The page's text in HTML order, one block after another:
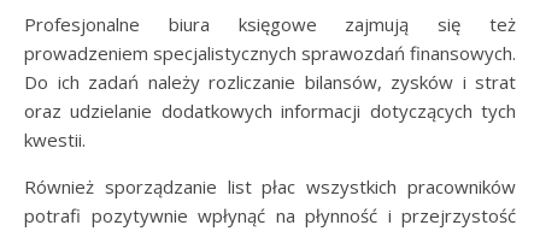
Profesjonalne biura księgowe zajmują się też
prowadzeniem specjalistycznych sprawozdań finansowych.
Do ich zadań należy rozliczanie bilansów, zysków i strat
oraz udzielanie dodatkowych informacji dotyczących tych
kwestii.
Również sporządzanie list płac wszystkich pracowników
potrafi pozytywnie wpłynąć na płynność i przejrzystość